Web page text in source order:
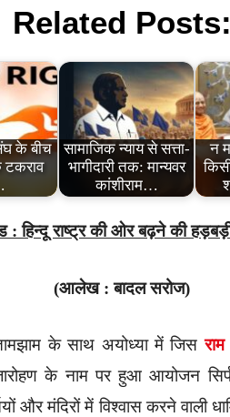
Related Posts:
के बीच
टकराव
सामाजिक न्याय से सत्ता-
भागीदारी तक: मान्यवर
कांशीराम…
न
: हिन्दू राष्ट्र की ओर बढ़ने की
(आलेख : बादल सरोज)
के साथ अयोध्या में जिस
के नाम पर हुआ आयोजन सिर्फ
और मंदिरों में विश्वास करने वाली